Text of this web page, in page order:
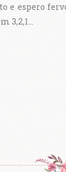
e espero
3,2,1...